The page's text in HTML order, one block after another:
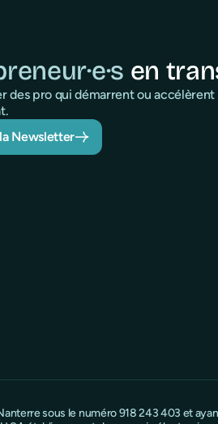
en
des pro qui démarrent ou
Newsletter
sous le numéro 918 243 403 et